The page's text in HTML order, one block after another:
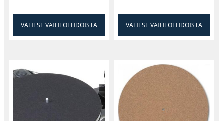
VALITSE VAIHTOEHDOISTA VALITSE VAIHTOEHDOISTA